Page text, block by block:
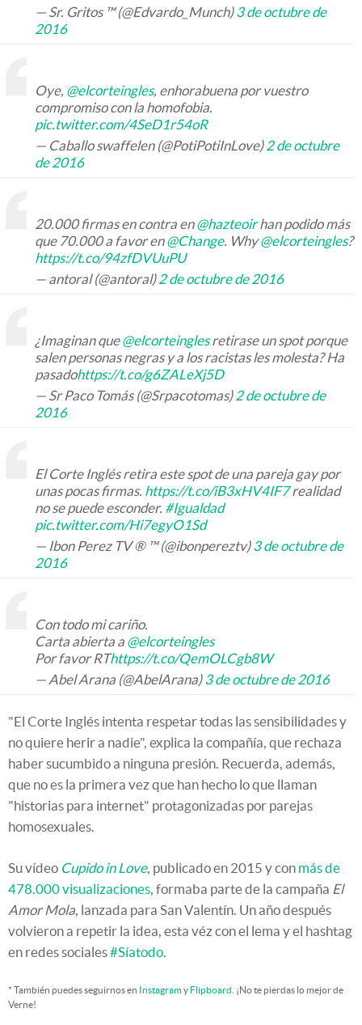
— Sr. Gritos ™ (@Edvardo_Munch)3 de octubre de
2016
Oye, @elcorteingles, enhorabuena por vuestro
compromiso con la homofobia.
pic.twitter.com/4SeD1r54oR
— Caballo swaffelen (@PotiPotiInLove)2 de octubre
de 2016
20.000 firmas en contra en@hazteoirhan podido más
que 70.000 a favor en@Change. Why@elcorteingles?
https://t.co/94zfDVUuPU
— antoral (@antoral)2 de octubre de 2016
¿Imaginan que@elcorteinglesretirase un spot porque
salen personas negras y a los racistas les molesta? Ha
pasadohttps://t.co/g6ZALeXj5D
— Sr Paco Tomás (@Srpacotomas)2 de octubre de
2016
El Corte Inglés retira este spot de una pareja gay por
unas pocas firmas. https://t.co/iB3xHV4IF7realidad
no se puede esconder. #Igualdad
pic.twitter.com/Hi7egyO1Sd
— Ibon Perez TV ® ™ (@ibonpereztv)3 de octubre de
2016
Con todo mi cariño.
Carta abierta a @elcorteingles
Por favor RThttps://t.co/QemOLCgb8W
— Abel Arana (@AbelArana)3 de octubre de 2016
"El Corte Inglés intenta respetar todas las sensibilidades y
no quiere herir a nadie", explica la compañía, que rechaza
haber sucumbido a ninguna presión. Recuerda, además,
que no es la primera vez que han hecho lo que llaman
"historias para internet" protagonizadas por parejas
homosexuales.
Su vídeo Cupido in Love, publicado en 2015 y con más de
478.000 visualizaciones, formaba parte de la campaña El
Amor Mola, lanzada para San Valentín. Un año después
volvieron a repetir la idea, esta véz con el lema y el hashtag
en redes sociales#Síatodo.
* También puedes seguirnos en Instagramy Flipboard . ¡No te pierdas lo mejor de
Verne!